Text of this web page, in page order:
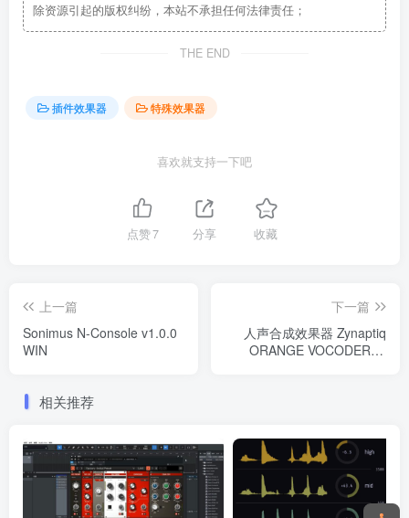
除资源引起的版权纠纷，本站不承担任何法律责任；
THE END
插件效果器 特殊效果器
喜欢就支持一下吧
点赞7 分享 收藏
上一篇
Sonimus N-Console v1.0.0
WIN
下一篇
人声合成效果器 Zynaptiq
ORANGE VOCODER IV
相关推荐